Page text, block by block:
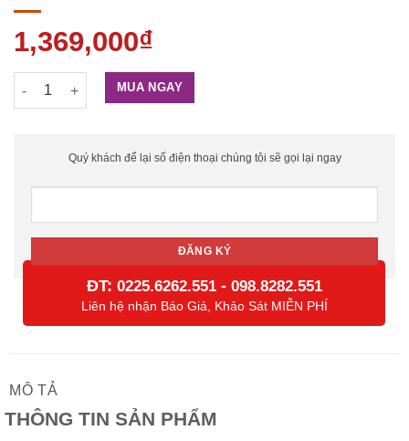
1,369,000₫
CÔNG TẮC ZIGBEE JAVIS 3 GANG VUÔNG VIỀN BẠC số lượng
MUA NGAY
Quý khách để lại số điện thoại chúng tôi sẽ gọi lại ngay
ĐT: 0225.6262.551 - 098.8282.551
Liên hệ nhận Báo Giá, Khảo Sát MIỄN PHÍ
MÔ TẢ
THÔNG TIN SẢN PHẨM